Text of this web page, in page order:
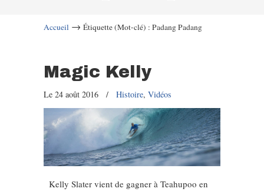
Accueil → Étiquette (Mot-clé) : Padang Padang
Magic Kelly
Le 24 août 2016 / Histoire, Vidéos
Kelly Slater vient de gagner à Teahupoo en